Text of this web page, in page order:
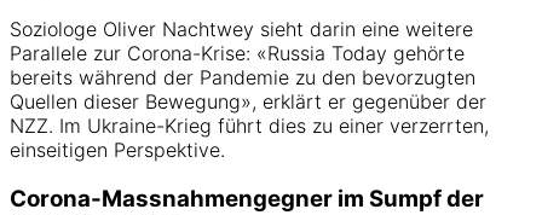
Soziologe Oliver Nachtwey sieht darin eine weitere
Parallele zur Corona-Krise: «Russia Today gehörte
bereits während der Pandemie zu den bevorzugten
Quellen dieser Bewegung», erklärt er gegenüber der
NZZ. Im Ukraine-Krieg führt dies zu einer verzerrten,
einseitigen Perspektive.
Corona-Massnahmengegner im Sumpf der